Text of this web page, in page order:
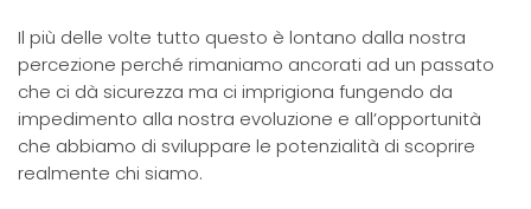
Il più delle volte tutto questo è lontano dalla nostra
percezione perché rimaniamo ancorati ad un passato
che ci dà sicurezza ma ci imprigiona fungendo da
impedimento alla nostra evoluzione e all’opportunità
che abbiamo di sviluppare le potenzialità di scoprire
realmente chi siamo.